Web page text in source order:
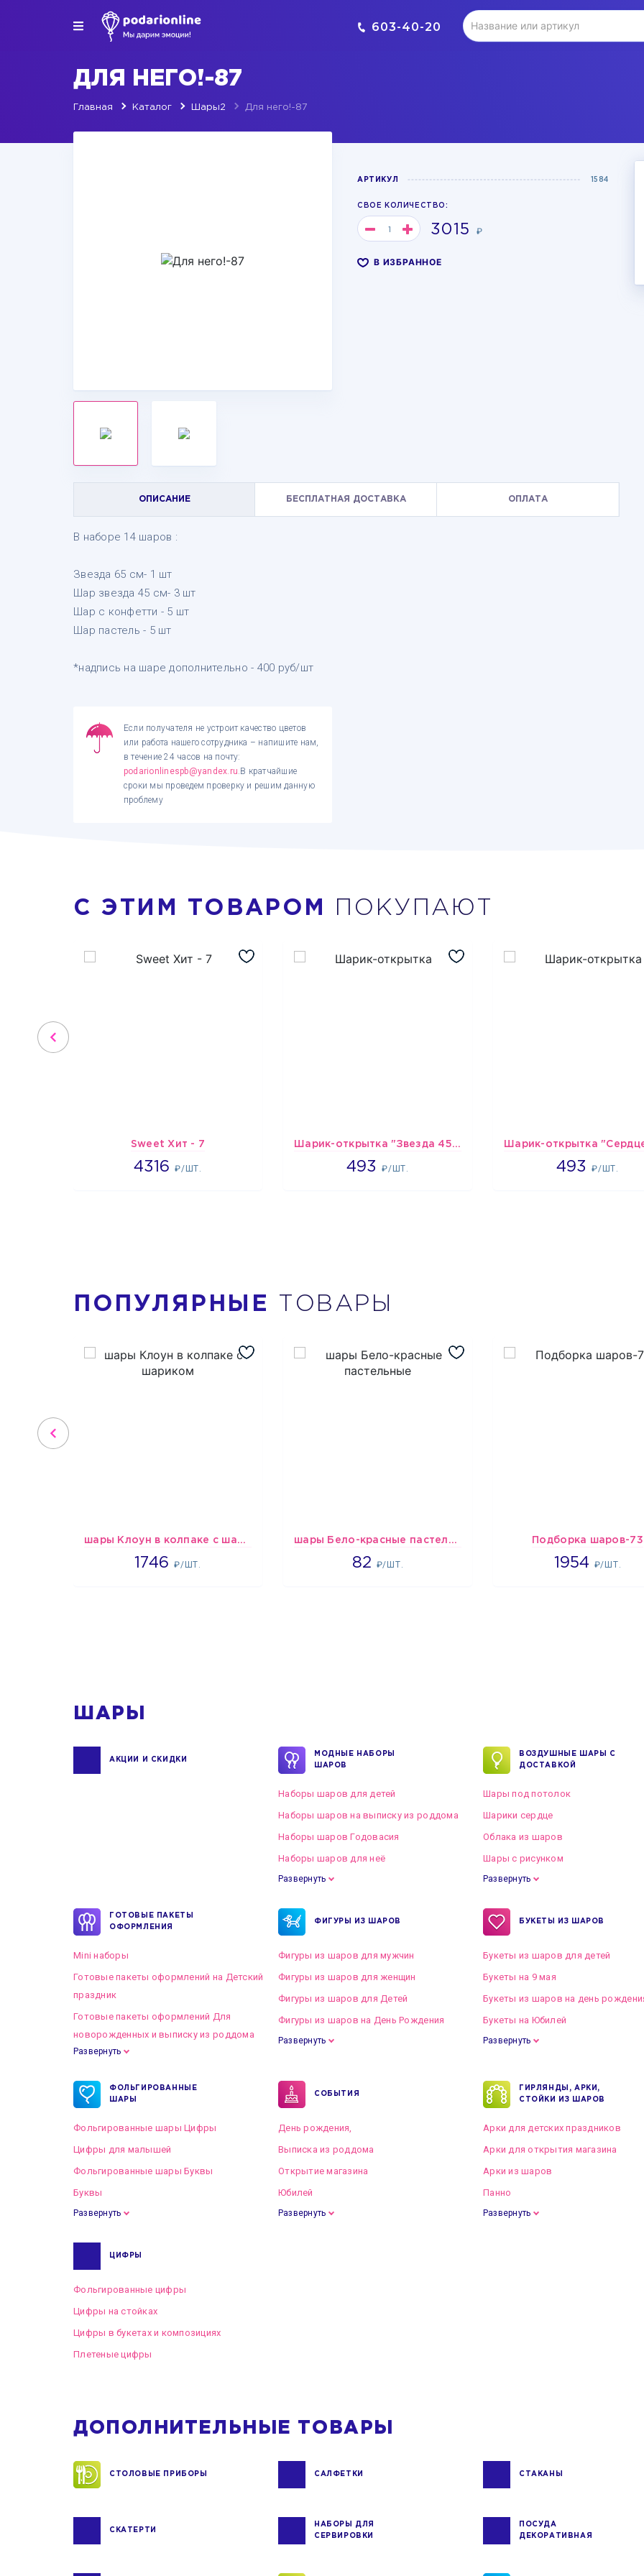
603-40-20
ДЛЯ НЕГО!-87
Главная Каталог Шары2 Для него!-87
АРТИКУЛ 1584
СВОЕ КОЛИЧЕСТВО:
3015 ₽
В ИЗБРАННОЕ
ОПИСАНИЕ БЕСПЛАТНАЯ ДОСТАВКА ОПЛАТА
В наборе 14 шаров :
Звезда 65 см- 1 шт
Шар звезда 45 см- 3 шт
Шар с конфетти - 5 шт
Шар пастель - 5 шт
*надпись на шаре дополнительно - 400 руб/шт
Если получателя не устроит качество цветов
или работа нашего сотрудника – напишите нам,
в течение 24 часов на почту:
podarionlinespb@yandex.ru.В кратчайшие
сроки мы проведем проверку и решим данную
проблему
С ЭТИМ ТОВАРОМ ПОКУПАЮТ
Sweet Хит - 7
4316₽/ШТ.
4316 Шарик-открытка "Звезда 45 см" №1
493₽/ШТ.
493
493₽/ШТ.
493
ПОПУЛЯРНЫЕ ТОВАРЫ
шары Клоун в колпаке с шариком
1746₽/ШТ.
1746 шары Бело-красные пастельные
82 ₽/ШТ.
1637 Подборка шаров-73
1954 ₽/ШТ.
1954
ШАРЫ
АКЦИИ И СКИДКИ
МОДНЫЕ НАБОРЫ
ШАРОВ
Наборы шаров для детей
Наборы шаров на выписку из роддома
Наборы шаров Годовасия
Наборы шаров для неё
Развернуть
ВОЗДУШНЫЕ ШАРЫ С
ДОСТАВКОЙ
Шары под потолок
Шарики сердце
Облака из шаров
Шары с рисунком
Развернуть
ГОТОВЫЕ ПАКЕТЫ
ОФОРМЛЕНИЯ
Mini наборы
Готовые пакеты оформлений на Детский
праздник
Готовые пакеты оформлений Для
новорожденных и выписку из роддома
Готовые пакеты оформлений на Свадьбу
Развернуть
ФИГУРЫ ИЗ ШАРОВ
Фигуры из шаров для мужчин
Фигуры из шаров для женщин
Фигуры из шаров для Детей
Фигуры из шаров на День Рождения
Развернуть
БУКЕТЫ ИЗ ШАРОВ
Букеты из шаров для детей
Букеты на 9 мая
Букеты из шаров на день
Букеты на Юбилей
Развернуть
ФОЛЬГИРОВАННЫЕ
ШАРЫ
Фольгированные шары Цифры
Цифры для малышей
Фольгированные шары Буквы
Буквы
Развернуть
СОБЫТИЯ
День рождения,
Выписка из роддома
Открытие магазина
Юбилей
Развернуть
ГИРЛЯНДЫ, АРКИ,
СТОЙКИ ИЗ ШАРОВ
Арки для детских праздников
Арки для открытия магазина
Арки из шаров
Панно
Развернуть
ЦИФРЫ
Фольгированные цифры
Цифры на стойках
Цифры в букетах и композициях
Плетеные цифры
ДОПОЛНИТЕЛЬНЫЕ ТОВАРЫ
СТОЛОВЫЕ ПРИБОРЫ САЛФЕТКИ СТАКАНЫ
СКАТЕРТИ
НАБОРЫ ДЛЯ
СЕРВИРОВКИ
ПОСУДА
ДЕКОРАТИВНАЯ